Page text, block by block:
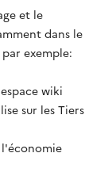
et le
dans le
exemple:
wiki
sur les Tiers